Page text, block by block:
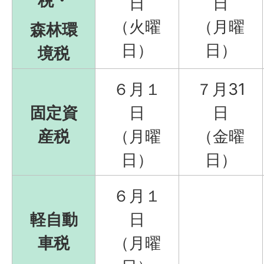
森林環
境税
（火曜
日）
（月曜
日）
固定資
産税
６月１
日
（月曜
日）
７月31
日
（金曜
日）
軽自動
車税
６月１
日
（月曜